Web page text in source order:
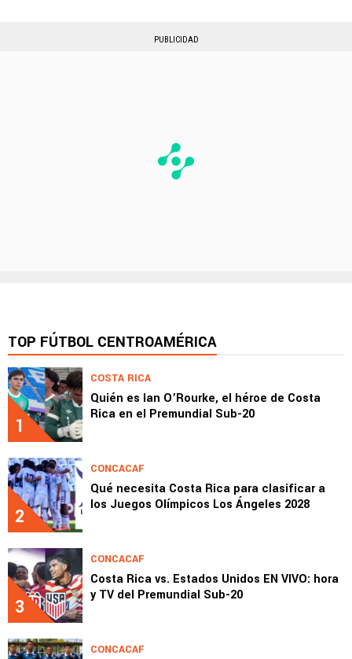
PUBLICIDAD
TOP FÚTBOL CENTROAMÉRICA
1
COSTA RICA
Quién es Ian O’Rourke, el héroe de Costa
Rica en el Premundial Sub-20
2
CONCACAF
Qué necesita Costa Rica para clasificar a
los Juegos Olímpicos Los Ángeles 2028
3
CONCACAF
Costa Rica vs. Estados Unidos EN VIVO: hora
y TV del Premundial Sub-20
CONCACAF